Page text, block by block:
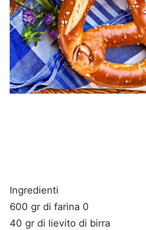
Ingredienti
600 gr di farina 0
40 gr di lievito di birra